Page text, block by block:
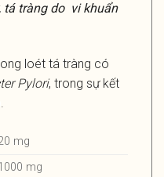
tá tràng do vi khuẩn
loét tá tràng có
Pylori, trong sự kết
mg
mg